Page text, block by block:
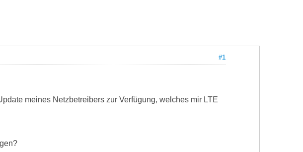
#1
meines Netzbetreibers zur Verfügung, welches mir LTE